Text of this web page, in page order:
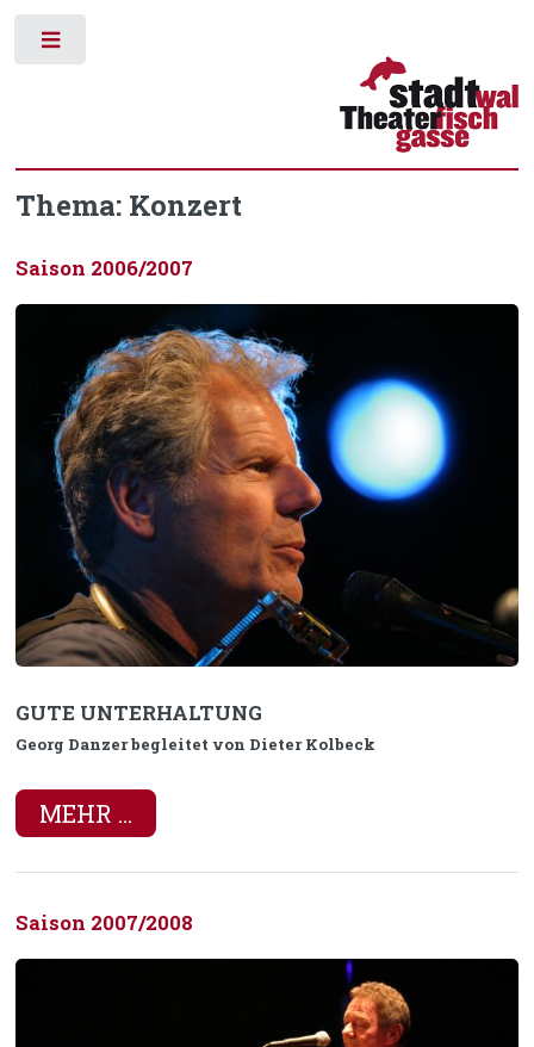
Thema: Konzert
Saison 2006/2007
GUTE UNTERHALTUNG
Georg Danzer begleitet von Dieter Kolbeck
MEHR ...
Saison 2007/2008